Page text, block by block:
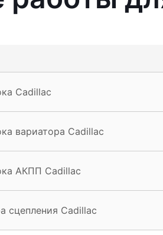
Cadillac
вариатора Cadillac
АКПП Cadillac
сцепления Cadillac